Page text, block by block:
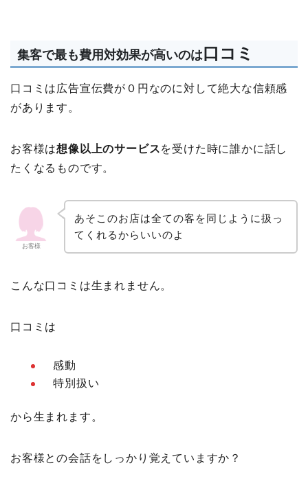
集客で最も費用対効果が高いのは 口コミ
口コミは広告宣伝費が０円なのに対して絶大な信頼感
があります。
お客様は想像以上のサービスを受けた時に誰かに話し
たくなるものです。
お客様
あそこのお店は全ての客を同じように扱っ
てくれるからいいのよ
こんな口コミは生まれません。
口コミは
感動
特別扱い
から生まれます。
お客様との会話をしっかり覚えていますか？